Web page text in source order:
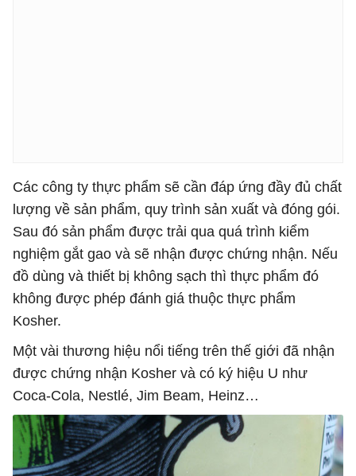
Các công ty thực phẩm sẽ cần đáp ứng đầy đủ chất
lượng về sản phẩm, quy trình sản xuất và đóng gói.
Sau đó sản phẩm được trải qua quá trình kiểm
nghiệm gắt gao và sẽ nhận được chứng nhận. Nếu
đồ dùng và thiết bị không sạch thì thực phẩm đó
không được phép đánh giá thuộc thực phẩm
Kosher.
Một vài thương hiệu nổi tiếng trên thế giới đã nhận
được chứng nhận Kosher và có ký hiệu U như
Coca-Cola, Nestlé, Jim Beam, Heinz…